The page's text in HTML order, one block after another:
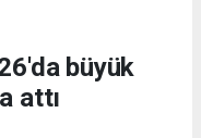
büyük
attı